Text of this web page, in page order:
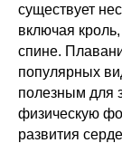
существует
включая
спине.
популярных
полезным для
физическую
развития